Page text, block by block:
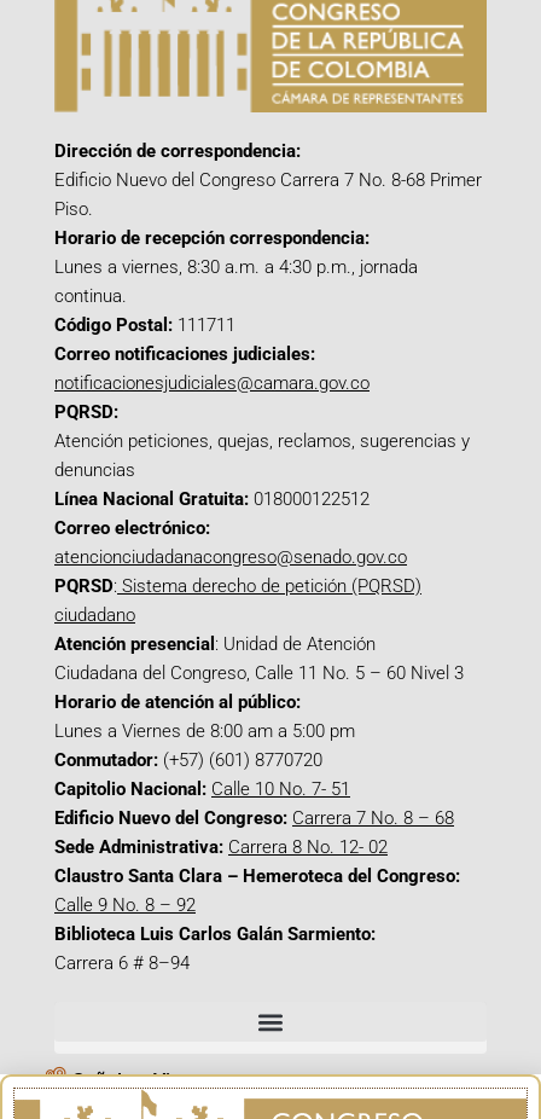
Dirección de correspondencia:
Edificio Nuevo del Congreso Carrera 7 No. 8-68 Primer
Piso.
Horario de recepción correspondencia:
Lunes a viernes, 8:30 a.m. a 4:30 p.m., jornada
continua.
Código Postal: 111711
Correo notificaciones judiciales:
notificacionesjudiciales@camara.gov.co
PQRSD:
Atención peticiones, quejas, reclamos, sugerencias y
denuncias
Línea Nacional Gratuita: 018000122512
Correo electrónico:
atencionciudadanacongreso@senado.gov.co
PQRSD: Sistema derecho de petición (PQRSD)
ciudadano
Atención presencial : Unidad de Atención
Ciudadana del Congreso, Calle 11 No. 5 – 60 Nivel 3
Horario de atención al público:
Lunes a Viernes de 8:00 am a 5:00 pm
Conmutador: (+57) (601) 8770720
Capitolio Nacional: Calle 10 No. 7- 51
Edificio Nuevo del Congreso: Carrera 7 No. 8 – 68
Sede Administrativa: Carrera 8 No. 12- 02
Claustro Santa Clara – Hemeroteca del Congreso:
Calle 9 No. 8 – 92
Biblioteca Luis Carlos Galán Sarmiento:
Carrera 6 # 8–94
Señal en Vivo